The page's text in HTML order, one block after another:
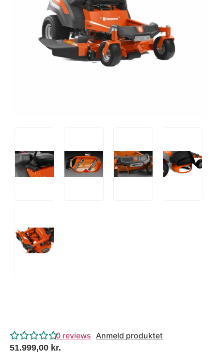
Tips og tricks
4.4 Google Reviews
4.7 Trustpilot
0 reviews Anmeld produktet
51.999,00 kr.